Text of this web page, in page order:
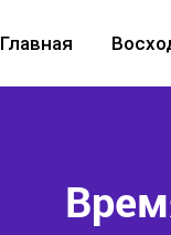
Главная